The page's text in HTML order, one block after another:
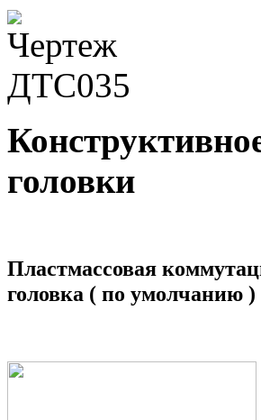
головки
Пластмассовая
головка ( по умолчанию )